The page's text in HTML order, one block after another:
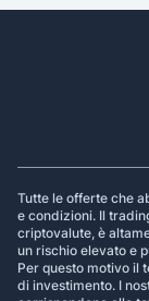
Tutte le offerte che
e condizioni. Il
criptovalute, è
un rischio elevato e
Per questo motivo il
di investimento. I